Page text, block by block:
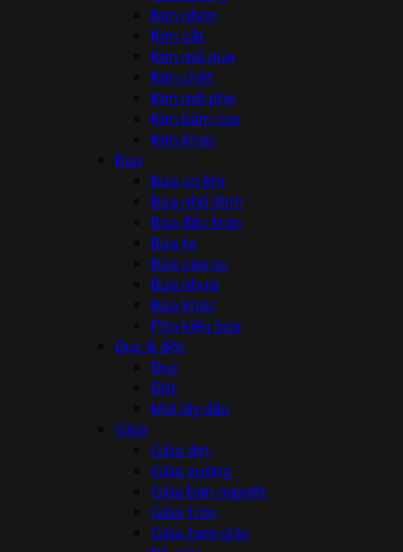
Kìm nhọn
Kìm cắt
Kìm mỏ quạ
Kìm chết
Kìm mở phe
Kìm bấm cos
Kìm khác
Búa
Búa cơ khí
Búa nhổ đinh
Búa đầu tròn
Búa tạ
Búa cao su
Búa nhựa
Búa khác
Phụ kiện búa
Đục & đột
Đục
Đột
Mũi lấy dấu
Giũa
Giũa dẹt
Giũa vuông
Giũa bán nguyệt
Giũa tròn
Giũa tam giác